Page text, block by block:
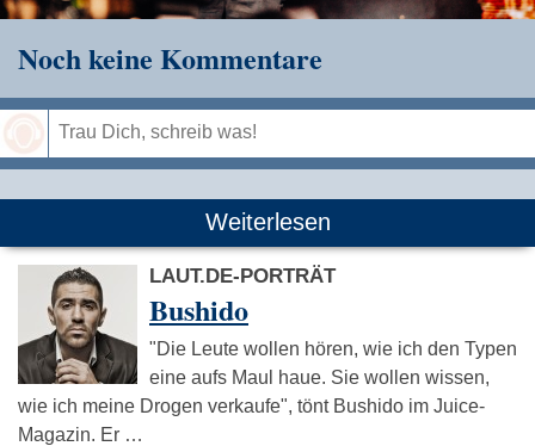
Noch keine Kommentare
Weiterlesen
LAUT.DE-PORTRÄT
Bushido
"Die Leute wollen hören, wie ich den Typen
eine aufs Maul haue. Sie wollen wissen,
wie ich meine Drogen verkaufe", tönt Bushido im Juice-
Magazin. Er …